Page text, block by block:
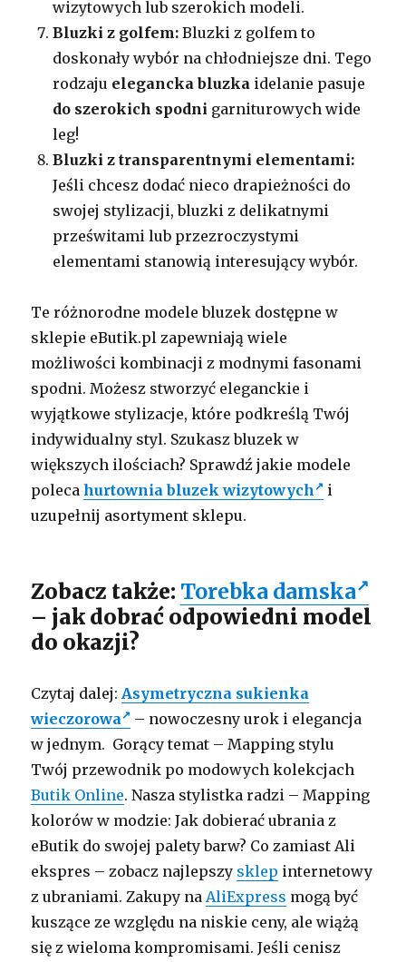
wizytowych lub szerokich modeli.
Bluzki z golfem: Bluzki z golfem to
doskonały wybór na chłodniejsze dni. Tego
rodzaju elegancka bluzka idelanie pasuje
do szerokich spodni garniturowych wide
leg!
Bluzki z transparentnymi elementami:
Jeśli chcesz dodać nieco drapieżności do
swojej stylizacji, bluzki z delikatnymi
prześwitami lub przezroczystymi
elementami stanowią interesujący wybór.
Te różnorodne modele bluzek dostępne w
sklepie eButik.pl zapewniają wiele
możliwości kombinacji z modnymi fasonami
spodni. Możesz stworzyć eleganckie i
wyjątkowe stylizacje, które podkreślą Twój
indywidualny styl. Szukasz bluzek w
większych ilościach? Sprawdź jakie modele
polecahurtownia bluzek wizytowych
i
uzupełnij asortyment sklepu.
Zobacz także: Torebka damska
– jak dobrać odpowiedni model
do okazji?
Czytaj dalej: Asymetryczna sukienka
wieczorowa
– nowoczesny urok i elegancja
w jednym. Gorący temat – Mapping stylu
Twój przewodnik po modowych kolekcjach
Butik Online. Nasza stylistka radzi – Mapping
kolorów w modzie: Jak dobierać ubrania z
eButik do swojej palety barw? Co zamiast Ali
ekspres – zobacz najlepszy sklep internetowy
z ubraniami. Zakupy na AliExpress mogą być
kuszące ze względu na niskie ceny, ale wiążą
się z wieloma kompromisami. Jeśli cenisz